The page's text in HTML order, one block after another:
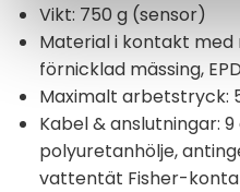
Vikt: 750 g (sensor)
Material i kontakt med
förnicklad mässing,
Maximalt arbetstryck:
Kabel & anslutningar:
polyuretanhölje,
vattentät Fisher-